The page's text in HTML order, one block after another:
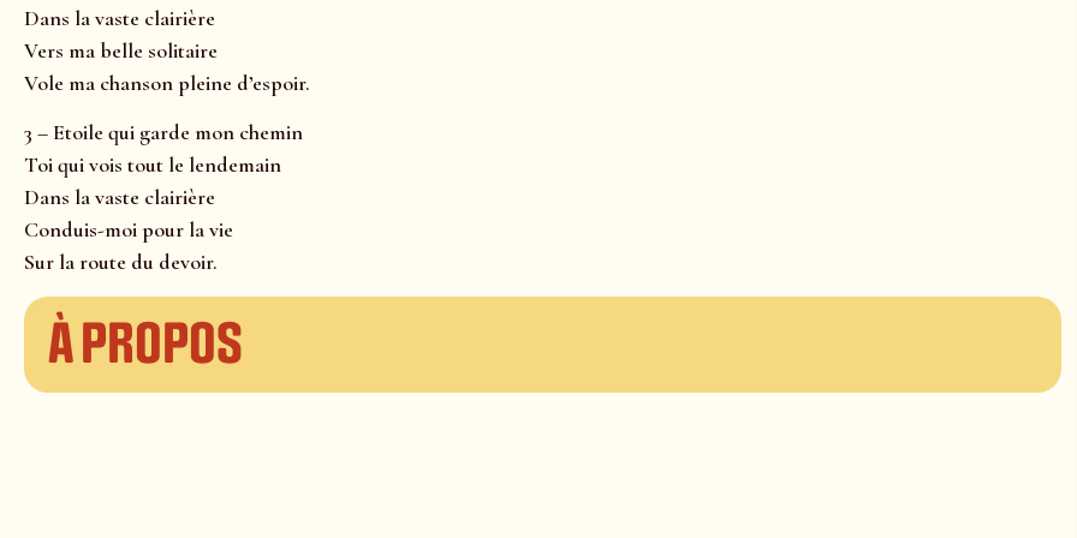
Dans la vaste clairière
Vers ma belle solitaire
Vole ma chanson pleine d’espoir.
3 – Etoile qui garde mon chemin
Toi qui vois tout le lendemain
Dans la vaste clairière
Conduis-moi pour la vie
Sur la route du devoir.
À propos